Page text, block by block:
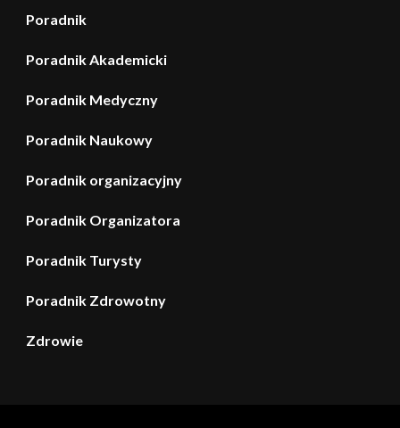
Poradnik
Poradnik Akademicki
Poradnik Medyczny
Poradnik Naukowy
Poradnik organizacyjny
Poradnik Organizatora
Poradnik Turysty
Poradnik Zdrowotny
Zdrowie